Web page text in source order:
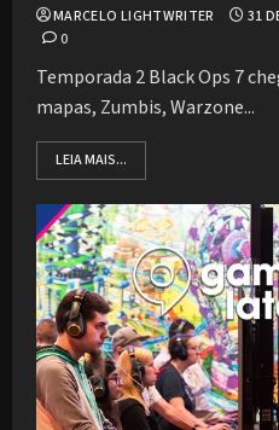
MARCELO LIGHTWRITER
31
0
Temporada 2 Black Ops 7
mapas, Zumbis, Warzone...
LEIA MAIS...